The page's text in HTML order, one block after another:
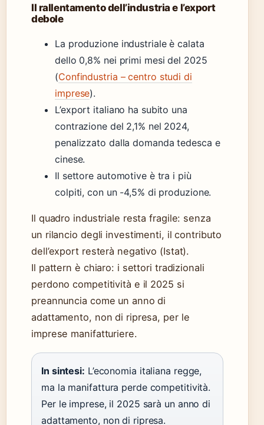
Il rallentamento dell’industria e l’export
debole
La produzione industriale è calata
dello 0,8% nei primi mesi del 2025
(Confindustria – centro studi di
imprese).
L’export italiano ha subito una
contrazione del 2,1% nel 2024,
penalizzato dalla domanda tedesca e
cinese.
Il settore automotive è tra i più
colpiti, con un -4,5% di produzione.
Il quadro industriale resta fragile: senza
un rilancio degli investimenti, il contributo
dell’export resterà negativo (Istat).
Il pattern è chiaro: i settori tradizionali
perdono competitività e il 2025 si
preannuncia come un anno di
adattamento, non di ripresa, per le
imprese manifatturiere.
In sintesi: L’economia italiana regge,
ma la manifattura perde competitività.
Per le imprese, il 2025 sarà un anno di
adattamento, non di ripresa.